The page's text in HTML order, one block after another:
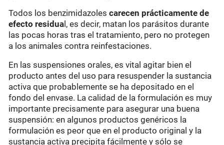
Todos los benzimidazolescarecen prácticamente de
efecto residua l, es decir, matan los parásitos durante
las pocas horas tras el tratamiento, pero no protegen
a los animales contra reinfestaciones.
En las suspensiones orales, es vital agitar bien el
producto antes del uso para resuspender la sustancia
activa que probablemente se ha depositado en el
fondo del envase. La calidad de la formulación es muy
importante precisamente para asegurar una buena
suspensión: en algunos productos genéricos la
formulación es peor que en el producto original y la
sustancia activa precipita fácilmente y sólo se